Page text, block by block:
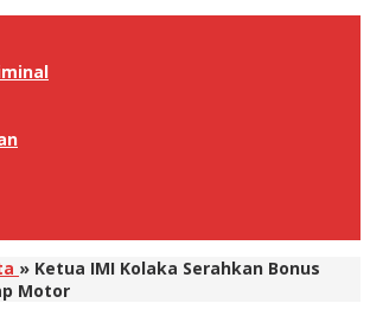
» Ketua IMI Kolaka Serahkan Bonus
Motor